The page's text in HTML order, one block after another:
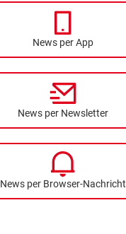
News per App
News per Newsletter
News per Browser-Nachricht